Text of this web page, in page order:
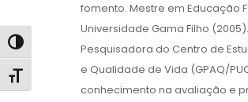
Alternar alto contraste
Alternar tamanho da fonte
fomento. Mestre em Educação
Universidade Gama Filho
Pesquisadora do Centro de
e Qualidade de Vida (GPAQ/
conhecimento na avaliação e